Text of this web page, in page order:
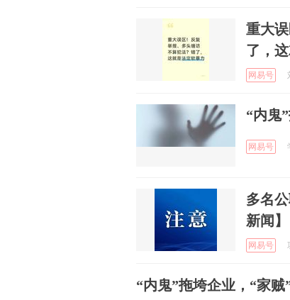
重大
了，
网易号
“内鬼
网易号
多名
新闻】
网易号
“内鬼”拖垮企业，“家贼